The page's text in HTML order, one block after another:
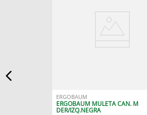
ERGOBAUM
ERGOBAUM MULETA CAN. M
DER/IZQ.NEGRA